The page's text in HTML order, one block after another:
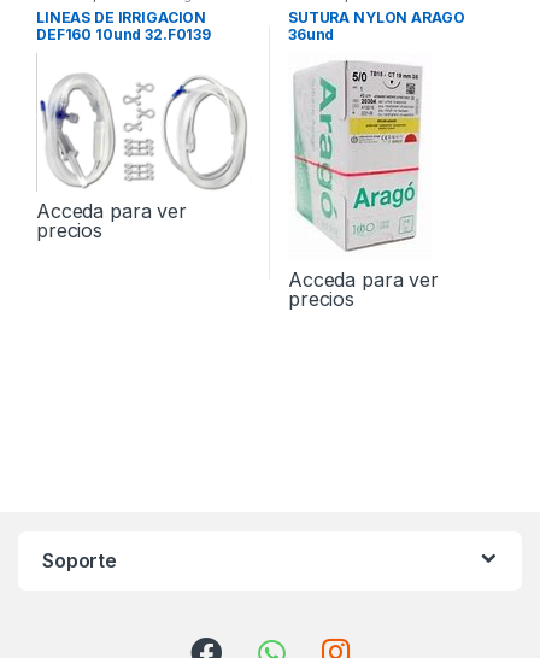
LINEAS DE IRRIGACION
DEF160 10und 32.F0139
Acceda para ver
precios
SUTURA NYLON ARAGO
36und
Acceda para ver
precios
Soporte